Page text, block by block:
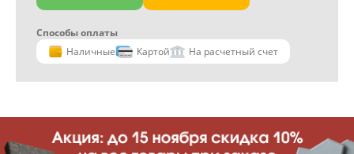
Способы оплаты
Наличные
Картой На расчетный счет